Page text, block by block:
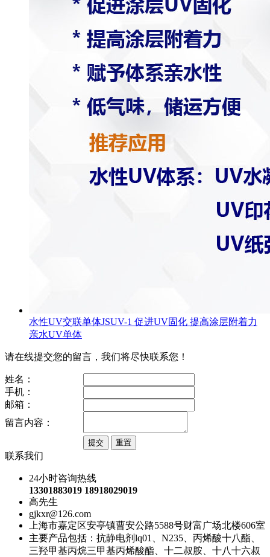
水性UV交联单体JSUV-1 促进UV固化 提高涂层附着力
亲水UV单体
请在线提交您的留言，我们将尽快联系您！
姓名：
手机：
邮箱：
留言内容：
联系我们
24小时咨询热线
13301883019 18918029019
高先生
gjkxr@126.com
上海市嘉定区安亭镇曹安公路5588号财富广场北楼606室
主要产品包括：抗静电剂lq01、N235、丙烯酸十八酯、
三羟甲基丙烷三甲基丙烯酸酯、十二叔胺、十八十六叔